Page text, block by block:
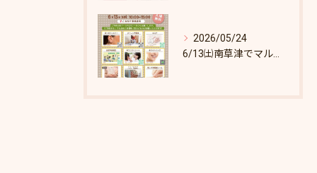
2026/05/24